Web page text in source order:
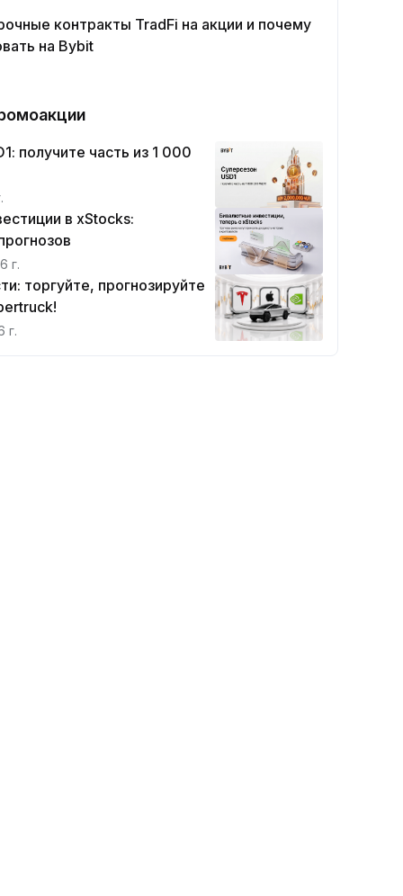
контракты TradFi на акции и почему
на Bybit
получите часть из 1 000
в xStocks:
г.
торгуйте, прогнозируйте
г.